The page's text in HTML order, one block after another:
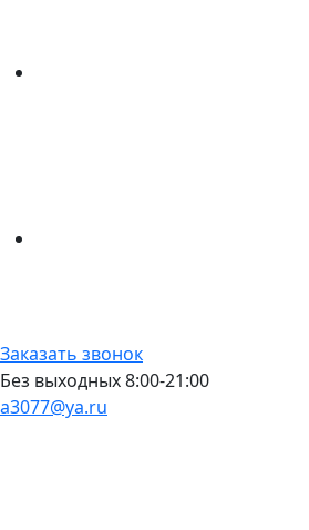
Заказать звонок
Без выходных 8:00-21:00
a3077@ya.ru